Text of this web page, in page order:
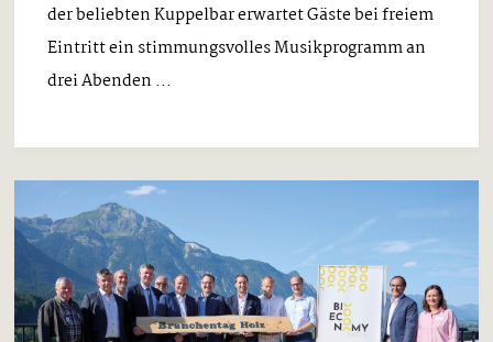
der beliebten Kuppelbar erwartet Gäste bei freiem
Eintritt ein stimmungsvolles Musikprogramm an
drei Abenden ...